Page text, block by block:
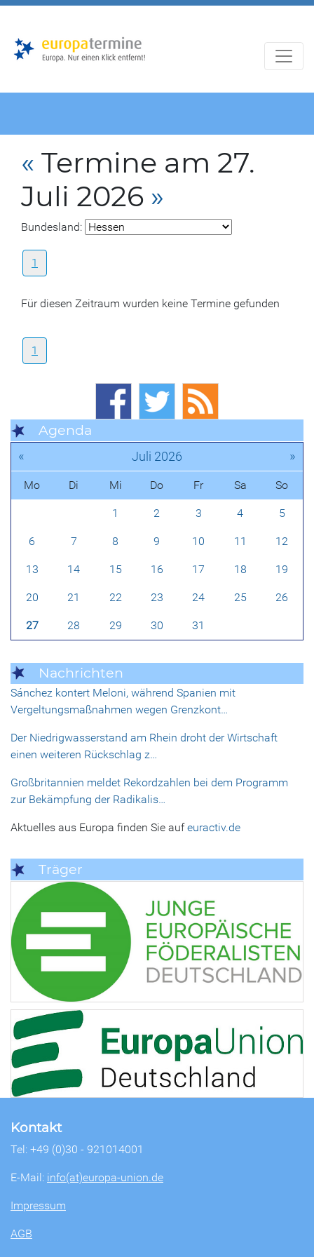
« Termine am 27.
Juli 2026 »
Bundesland:
1
Für diesen Zeitraum wurden keine Termine gefunden
1
Agenda
« Juli 2026 »
Mo Di Mi Do Fr Sa So
1 2 3 4 5
6 7 8 9 10 11 12
13 14 15 16 17 18 19
20 21 22 23 24 25 26
27 28 29 30 31
Nachrichten
Sánchez kontert Meloni, während Spanien mit
Vergeltungsmaßnahmen wegen Grenzkont…
Der Niedrigwasserstand am Rhein droht der Wirtschaft
einen weiteren Rückschlag z…
Großbritannien meldet Rekordzahlen bei dem Programm
zur Bekämpfung der Radikalis…
Aktuelles aus Europa finden Sie aufeuractiv.de
Träger
Kontakt
Tel: +49 (0)30 - 921014001
E-Mail: info(at)europa-union.de
Impressum
AGB